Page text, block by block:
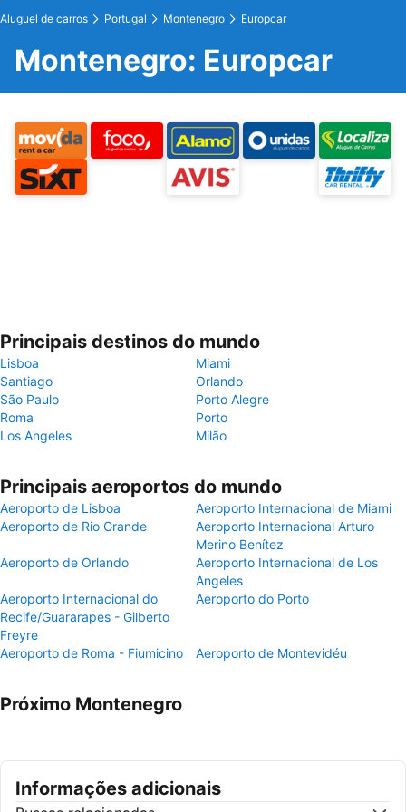
Aluguel de carros Portugal Montenegro Europcar
Montenegro: Europcar
Principais destinos do mundo
Lisboa
Miami
Santiago
Orlando
São Paulo
Porto Alegre
Roma
Porto
Los Angeles
Milão
Principais aeroportos do mundo
Aeroporto de Lisboa
Aeroporto Internacional de Miami
Aeroporto de Rio Grande
Aeroporto Internacional Arturo
Merino Benítez
Aeroporto de Orlando
Aeroporto Internacional de Los
Angeles
Aeroporto Internacional do
Recife/Guararapes - Gilberto
Freyre
Aeroporto do Porto
Aeroporto de Roma - Fiumicino Aeroporto de Montevidéu
Próximo Montenegro
Informações adicionais